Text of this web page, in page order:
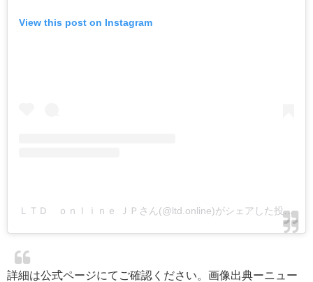
View this post on Instagram
ＬＴＤ ｏｎｌｉｎｅ ＪＰさん(@ltd.online)がシェアした投稿-
詳細は公式ページにてご確認ください。画像出典ーニュー